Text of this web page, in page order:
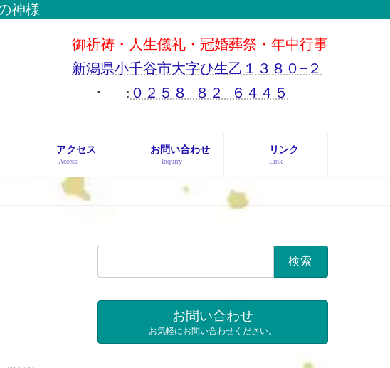
神様
御祈祷・人生儀礼・冠婚葬祭・年中行事
新潟県小千谷市大字ひ生乙１３８０−２
･
: ０２５８−８２−６４４５
アクセス
Access
お問い合わせ
Inquiry
リンク
Link
索:
お問い合わせ
お気軽にお問い合わせください。